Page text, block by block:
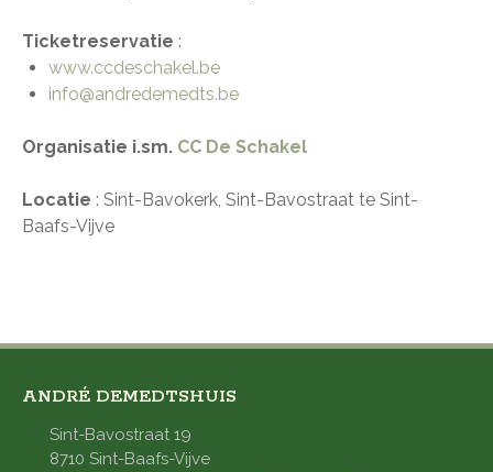
Ticketreservatie :
www.ccdeschakel.be
info@andredemedts.be
Organisatie i.sm. CC De Schakel
Locatie : Sint-Bavokerk, Sint-Bavostraat te Sint-
Baafs-Vijve
ANDRÉ DEMEDTSHUIS
Sint-Bavostraat 19
8710 Sint-Baafs-Vijve